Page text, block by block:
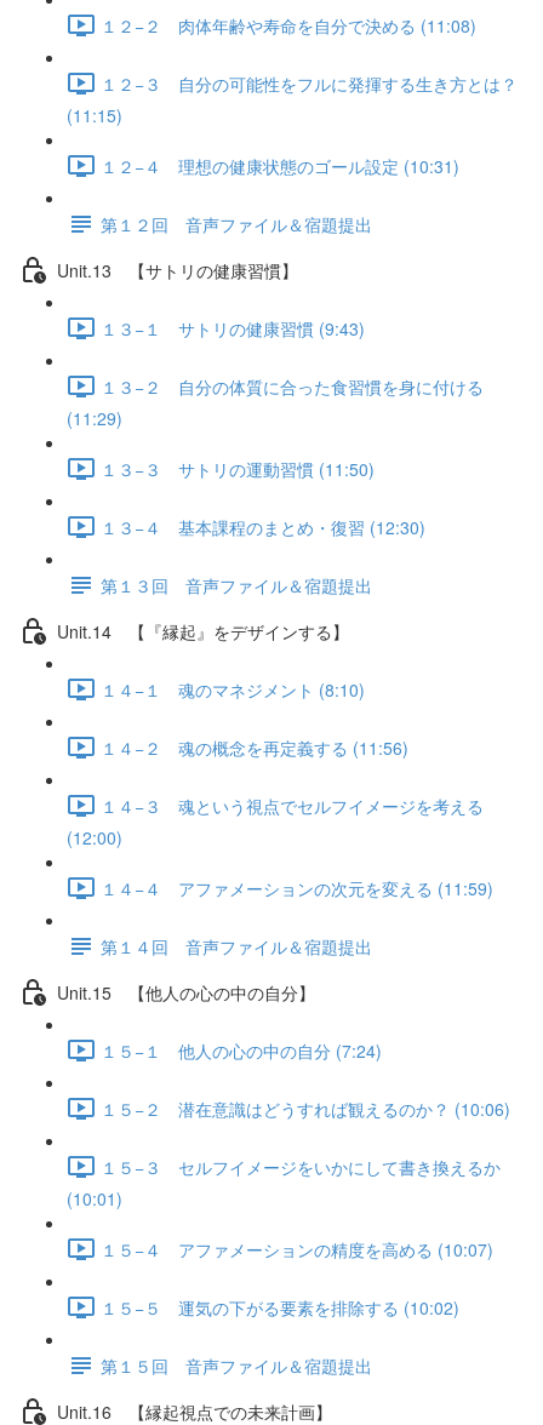
１２−２ 肉体年齢や寿命を自分で決める (11:08)
１２−３ 自分の可能性をフルに発揮する生き方とは？
(11:15)
１２−４ 理想の健康状態のゴール設定 (10:31)
第１２回 音声ファイル＆宿題提出
Unit.13 【サトリの健康習慣】
１３−１ サトリの健康習慣 (9:43)
１３−２ 自分の体質に合った食習慣を身に付ける
(11:29)
１３−３ サトリの運動習慣 (11:50)
１３−４ 基本課程のまとめ・復習 (12:30)
第１３回 音声ファイル＆宿題提出
Unit.14 【『縁起』をデザインする】
１４−１ 魂のマネジメント (8:10)
１４−２ 魂の概念を再定義する (11:56)
１４−３ 魂という視点でセルフイメージを考える
(12:00)
１４−４ アファメーションの次元を変える (11:59)
第１４回 音声ファイル＆宿題提出
Unit.15 【他人の心の中の自分】
１５−１ 他人の心の中の自分 (7:24)
１５−２ 潜在意識はどうすれば観えるのか？ (10:06)
１５−３ セルフイメージをいかにして書き換えるか
(10:01)
１５−４ アファメーションの精度を高める (10:07)
１５−５ 運気の下がる要素を排除する (10:02)
第１５回 音声ファイル＆宿題提出
Unit.16 【縁起視点での未来計画】